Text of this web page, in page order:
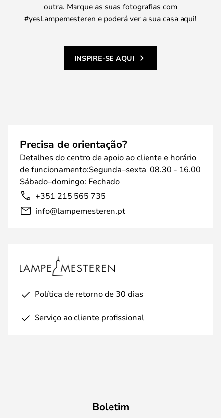
outra. Marque as suas fotografias com
#yesLampemesteren e poderá ver a sua casa aqui!
INSPIRE-SE AQUI
Precisa de orientação?
Detalhes do centro de apoio ao cliente e horário
de funcionamento:Segunda–sexta: 08.30 - 16.00
Sábado–domingo: Fechado
+351 215 565 735
info@lampemesteren.pt
Política de retorno de 30 dias
Serviço ao cliente profissional
Boletim